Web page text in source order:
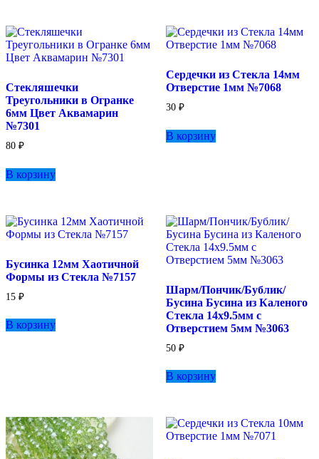
Стекляшечки
Треугольники в Огранке
6мм Цвет Аквамарин
№7301
80 ₽
В корзину
Сердечки из Стекла 14мм
Отверстие 1мм №7068
30 ₽
В корзину
Бусинка 12мм Хаотичной
Формы из Стекла №7157
15 ₽
В корзину
Шарм/Пончик/Бублик/
Бусина Бусина из Каленого
Стекла 14х9.5мм с
Отверстием 5мм №3063
50 ₽
В корзину